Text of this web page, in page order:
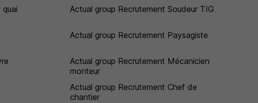
Actual group Recrutement Soudeur TIG
Actual group Recrutement Paysagiste
Actual group Recrutement Mécanicien
monteur
Actual group Recrutement Chef de
chantier